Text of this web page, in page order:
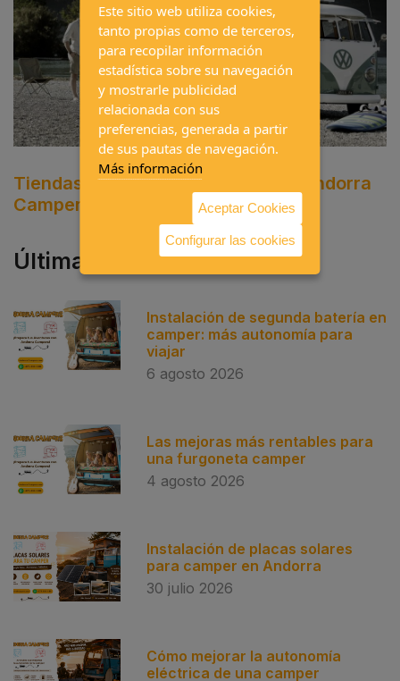
Tiendas de techo AUTOHOME en Andorra
Campers
Últimas publicaciones
Instalación de segunda batería en
camper: más autonomía para
viajar
6 agosto 2026
Las mejoras más rentables para
una furgoneta camper
4 agosto 2026
Instalación de placas solares
para camper en Andorra
30 julio 2026
Cómo mejorar la autonomía
eléctrica de una camper
Este sitio web utiliza cookies,
tanto propias como de terceros,
para recopilar información
estadística sobre su navegación
y mostrarle publicidad
relacionada con sus
preferencias, generada a partir
de sus pautas de navegación.
Más información
Aceptar Cookies
Configurar las cookies